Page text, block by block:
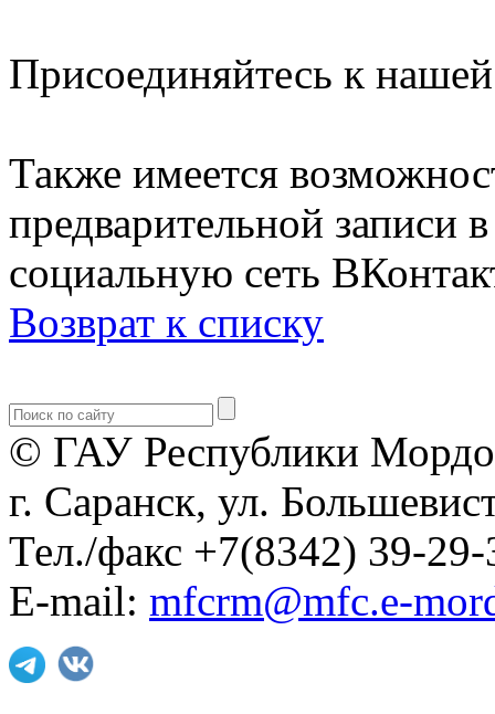
Присоединяйтесь к
Также имеется
предварительной
социальную сеть
Возврат к списку
© ГАУ Республики
г. Саранск, ул.
Тел./факс +7(8342) 39-29-
E-mail: mfcrm@mfc.e-